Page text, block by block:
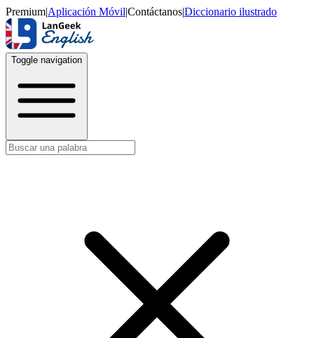
Premium|Aplicación Móvil|Contáctanos|Diccionario ilustrado
Toggle navigation